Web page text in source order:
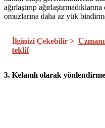
ağırlaştırıp
omuzlarına daha az yük
İlginizi Çekebilir >
teklif
3. Kelamlı olarak